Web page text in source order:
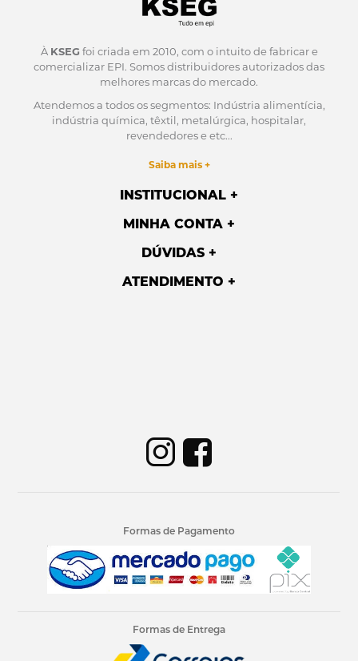
À KSEG foi criada em 2010, com o intuito de fabricar e
comercializar EPI. Somos distribuidores autorizados das
melhores marcas do mercado.
Atendemos a todos os segmentos: Indústria alimentícia,
indústria química, têxtil, metalúrgica, hospitalar,
revendedores e etc...
Saiba mais +
INSTITUCIONAL
MINHA CONTA
DÚVIDAS
ATENDIMENTO
Formas de Pagamento
Formas de Entrega